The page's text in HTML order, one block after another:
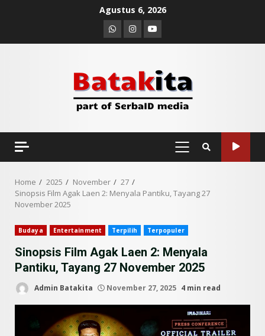
Agustus 6, 2026
Whatsapp
Instagram
Youtube
PRIMARY
Home 2025 November
27
Sinopsis Film Agak Laen 2: Menyala Pantiku, Tayang 27
November 2025
Budaya Entertainment Terpilih Terpopuler
Sinopsis Film Agak Laen 2: Menyala
Pantiku, Tayang 27 November 2025
Admin Batakita November 27, 2025 4 min read